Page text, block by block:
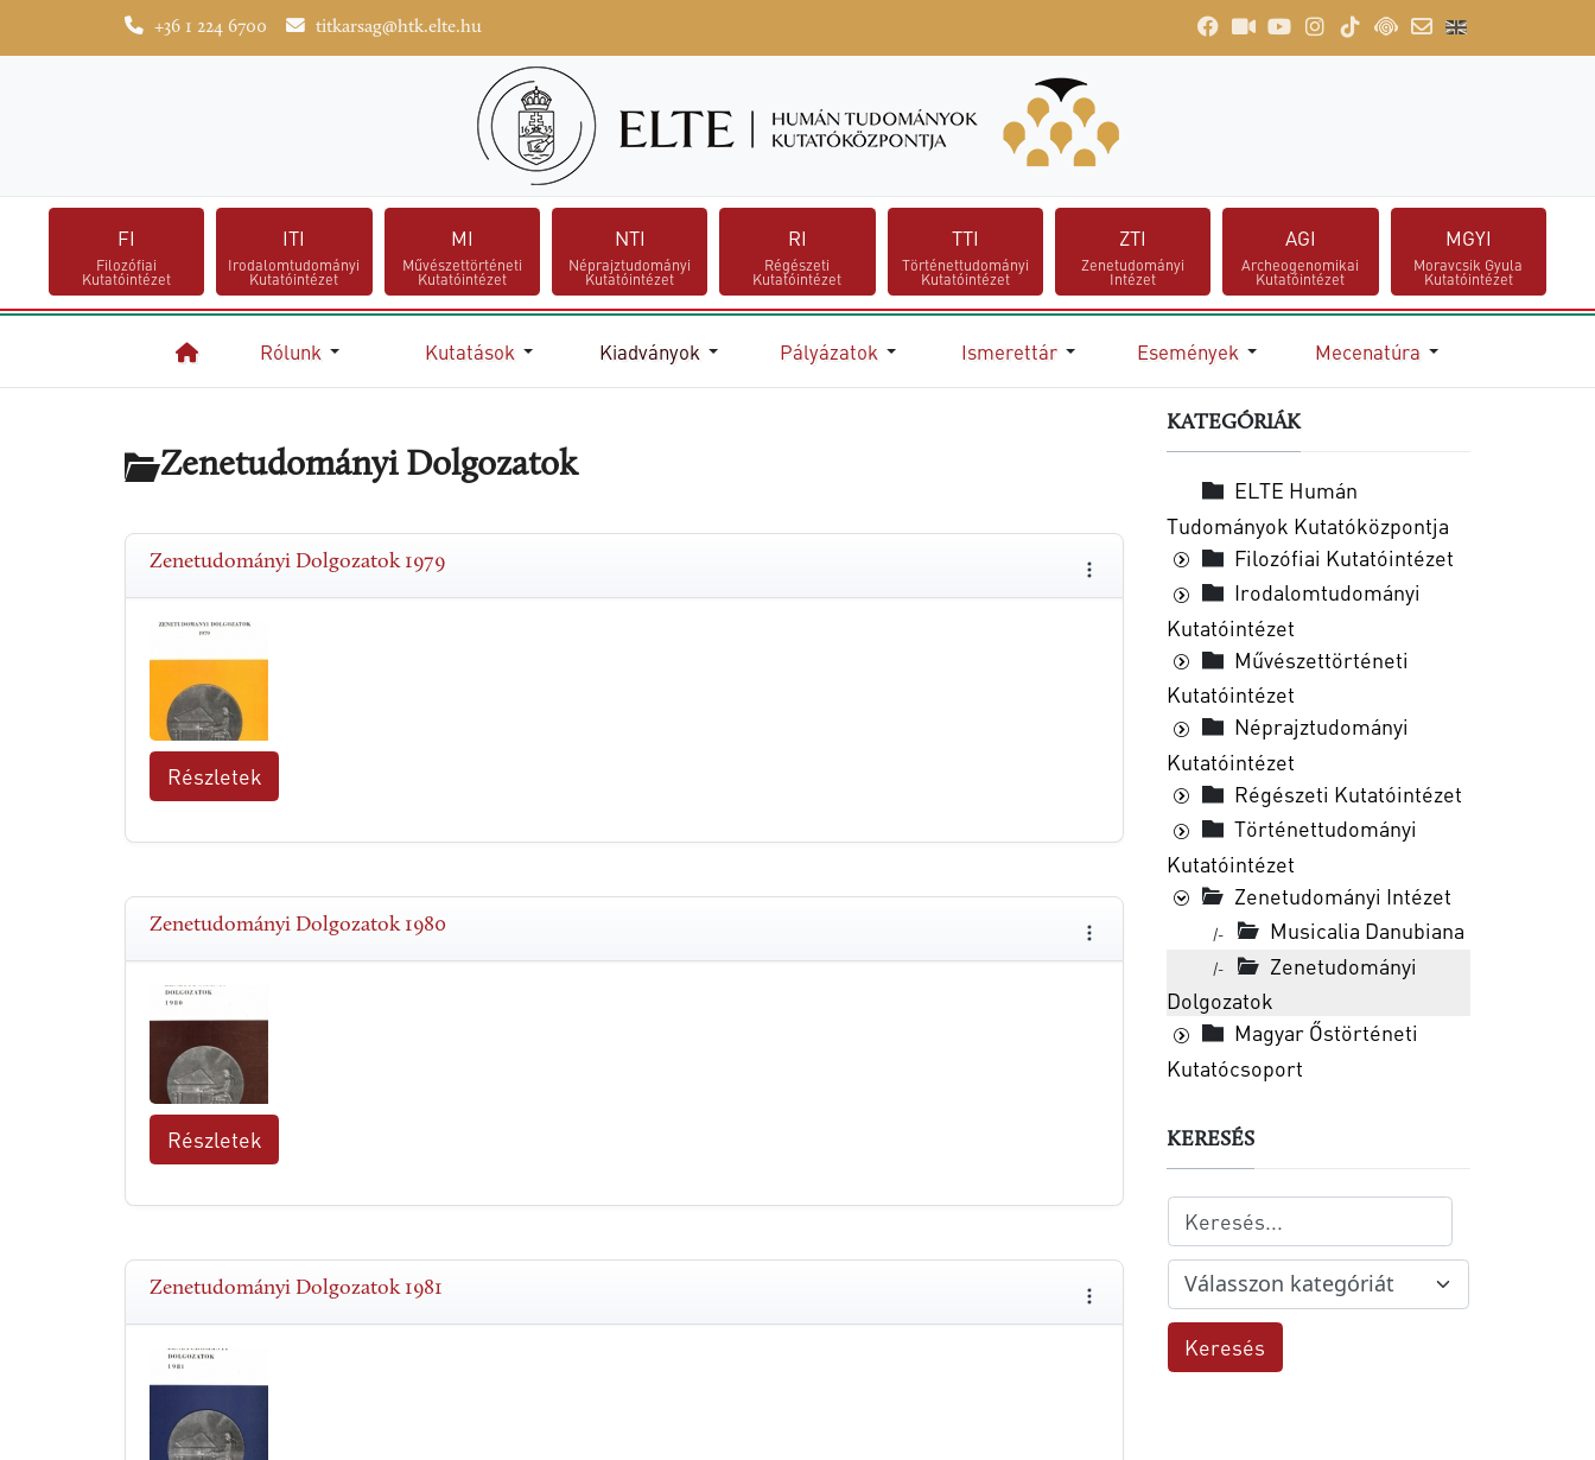
+36 1 224 6700 titkarsag@htk.elte.hu
FI
Filozófiai
Kutatóintézet
ITI
Irodalomtudományi
Kutatóintézet
MI
Művészettörténeti
Kutatóintézet
NTI
Néprajztudományi
Kutatóintézet
RI
Régészeti
Kutatóintézet
TTI
Történettudományi
Kutatóintézet
ZTI
Zenetudományi
Intézet
AGI
Archeogenomikai
Kutatóintézet
MGYI
Moravcsik Gyula
Kutatóintézet
Rólunk Kutatások Kiadványok Pályázatok Ismerettár Események Mecenatúra
Zenetudományi Dolgozatok
Zenetudományi Dolgozatok 1979
Részletek
Zenetudományi Dolgozatok 1980
Részletek
Zenetudományi Dolgozatok 1981
KATEGÓRIÁK
ELTE Humán
Tudományok Kutatóközpontja
Filozófiai Kutatóintézet
Irodalomtudományi
Kutatóintézet
Művészettörténeti
Kutatóintézet
Néprajztudományi
Kutatóintézet
Régészeti Kutatóintézet
Történettudományi
Kutatóintézet
Zenetudományi Intézet
|- Musicalia Danubiana
|-
Zenetudományi
Dolgozatok
Magyar Őstörténeti
Kutatócsoport
KERESÉS